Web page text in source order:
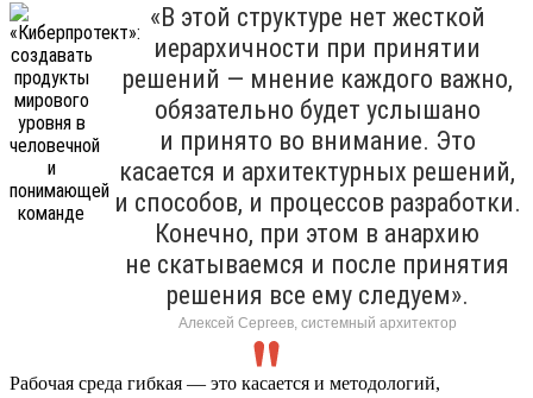
«В этой структуре нет жесткой
иерархичности при принятии
решений — мнение каждого важно,
обязательно будет услышано
и принято во внимание. Это
касается и архитектурных решений,
и способов, и процессов разработки.
Конечно, при этом в анархию
не скатываемся и после принятия
решения все ему следуем».
Алексей Сергеев, системный архитектор
Рабочая среда гибкая — это касается и методологий,